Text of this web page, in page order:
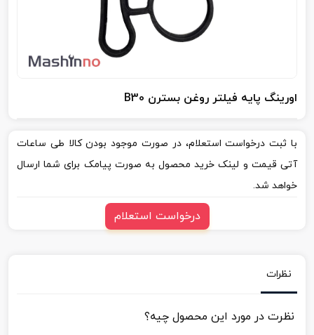
اورینگ پایه فیلتر روغن بسترن B30
با ثبت درخواست استعلام، در صورت موجود بودن کالا طی ساعات
آتی قیمت و لینک خرید محصول به صورت پیامک برای شما ارسال
خواهد شد.
درخواست استعلام
نظرات
نظرت در مورد این محصول چیه؟